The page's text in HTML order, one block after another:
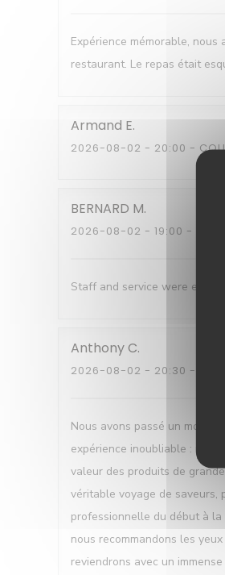
Expérience mémorable,
restaurant. Le repas était
Armand E
2026-08-02 - 20:00 -
BERNARD M
2026-08-02 - 19:00 -
Staff and service were
AnthonyC
2026-08-02 - 20:30 -
Nous avons passé un
expérience inoubliable : un
valeur des produits de
véritable voyage de saveurs,
professionnelle du début à
nous recommandons les
reviendrons avec un